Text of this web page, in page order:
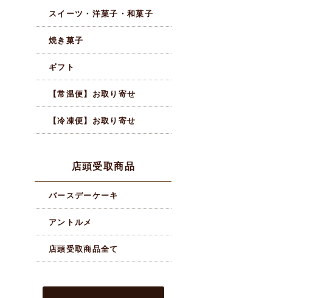
スイーツ・洋菓子・和菓子
焼き菓子
ギフト
【常温便】お取り寄せ
【冷凍便】お取り寄せ
店頭受取商品
バースデーケーキ
アントルメ
店頭受取商品全て